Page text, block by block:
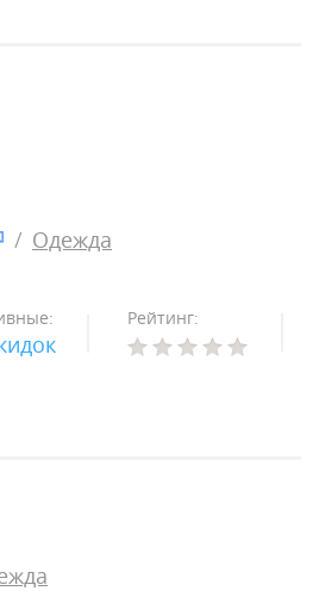
Одежда
Рейтинг: